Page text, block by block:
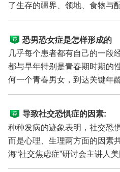
了生存的疆界、领地、食物与
习性。动...
恐男恐女症是怎样形成的
几乎每个患者都有自己的一段
都与早年特别是青春期时期的
何一个青春男女，到达关键年
索心理。...
导致社交恐惧症的因素:
种种发病的迹象表明，社交恐
而是心理、生理两方面的因
海“社交焦虑症”研讨会主讲人
学院著名...